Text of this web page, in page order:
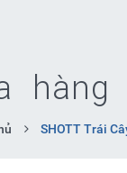
SHOTT Trái